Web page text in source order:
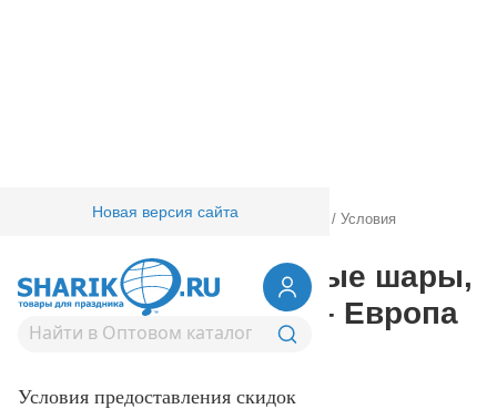
Новая версия сайта
Условия работы /Оптовая торговля / Условия
Шарик.Ру: воздушные шары,
все для праздника – Европа
уно трейд
Условия предоставления скидок